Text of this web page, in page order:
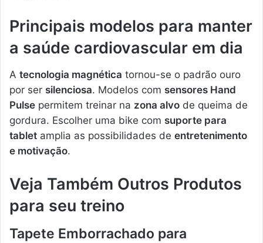
Principais modelos para manter
a saúde cardiovascular em dia
A tecnologia magnética tornou-se o padrão ouro
por ser silenciosa. Modelos com sensores Hand
Pulse permitem treinar na zona alvo de queima de
gordura. Escolher uma bike com suporte para
tablet amplia as possibilidades de entretenimento
e motivação.
Veja Também Outros Produtos
para seu treino
Tapete Emborrachado para